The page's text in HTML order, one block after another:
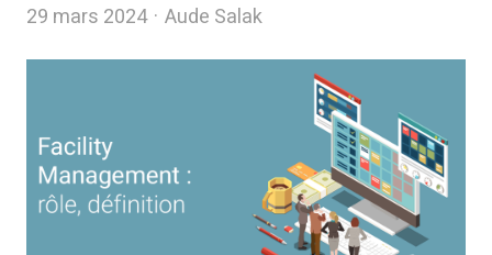
29 mars 2024 Author
Aude Salak